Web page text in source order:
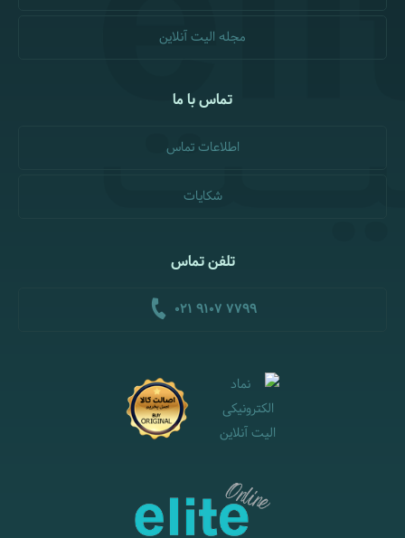
مجله الیت آنلاین
تماس با ما
اطلاعات تماس
شکایات
تلفن تماس
021 9107 7799